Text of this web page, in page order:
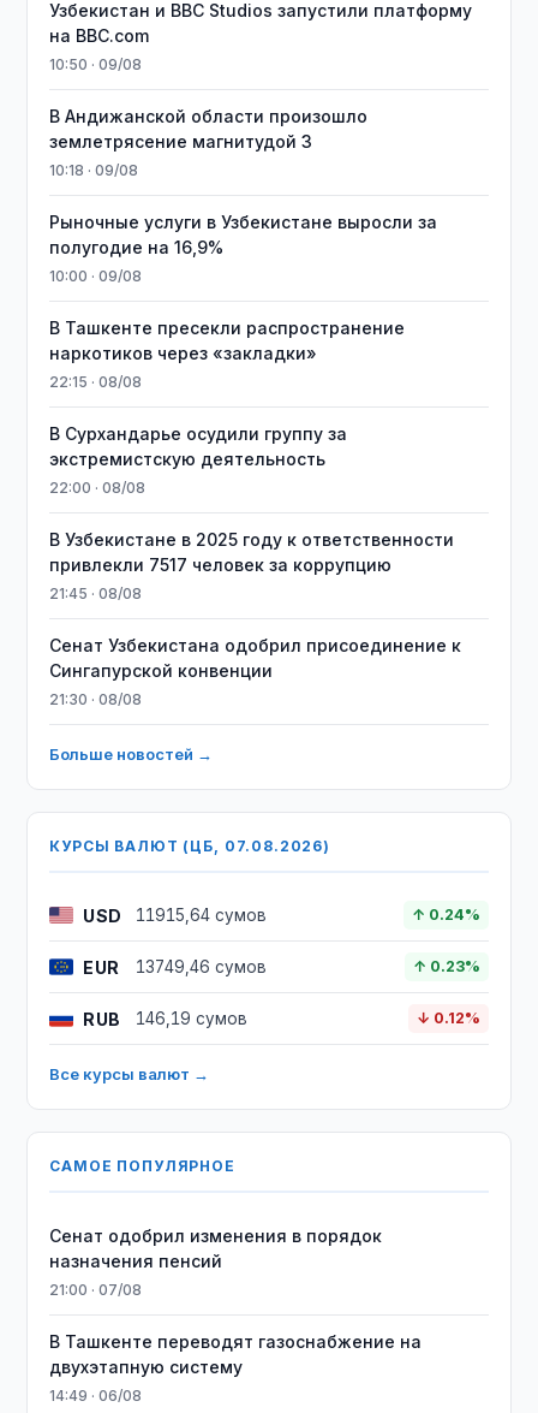
Узбекистан и BBC Studios запустили платформу
на BBC.com
10:50 · 09/08
В Андижанской области произошло
землетрясение магнитудой 3
10:18 · 09/08
Рыночные услуги в Узбекистане выросли за
полугодие на 16,9%
10:00 · 09/08
В Ташкенте пресекли распространение
наркотиков через «закладки»
22:15 · 08/08
В Сурхандарье осудили группу за
экстремистскую деятельность
22:00 · 08/08
В Узбекистане в 2025 году к ответственности
привлекли 7517 человек за коррупцию
21:45 · 08/08
Сенат Узбекистана одобрил присоединение к
Сингапурской конвенции
21:30 · 08/08
Больше новостей →
КУРСЫ ВАЛЮТ (ЦБ, 07.08.2026)
USD 11915,64 сумов ↑ 0.24%
EUR 13749,46 сумов ↑ 0.23%
RUB 146,19 сумов ↓ 0.12%
Все курсы валют →
САМОЕ ПОПУЛЯРНОЕ
Сенат одобрил изменения в порядок
назначения пенсий
21:00 · 07/08
В Ташкенте переводят газоснабжение на
двухэтапную систему
14:49 · 06/08